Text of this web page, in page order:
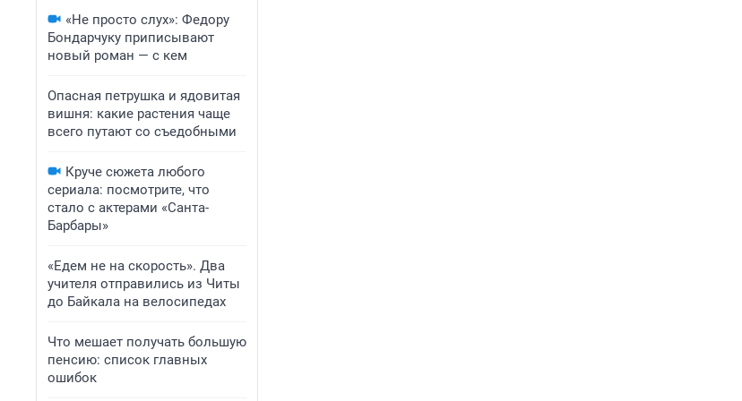
«Не просто слух»: Федору
Бондарчуку приписывают
новый роман — с кем
Опасная петрушка и ядовитая
вишня: какие растения чаще
всего путают со съедобными
Круче сюжета любого
сериала: посмотрите, что
стало с актерами «Санта-
Барбары»
«Едем не на скорость». Два
учителя отправились из Читы
до Байкала на велосипедах
Что мешает получать большую
пенсию: список главных
ошибок